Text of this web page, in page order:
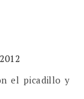
el picadillo y